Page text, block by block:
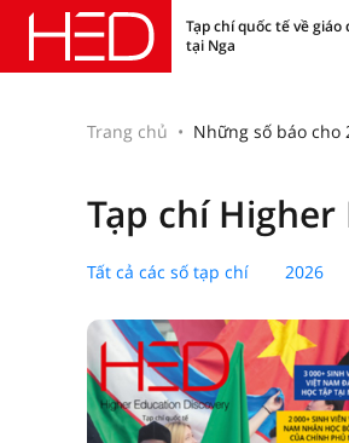
Tạp chí quốc tế về giáo
tại Nga
Trang chủ Những số báo cho
Tạp chí
Tất cả các số tạp chí 2026